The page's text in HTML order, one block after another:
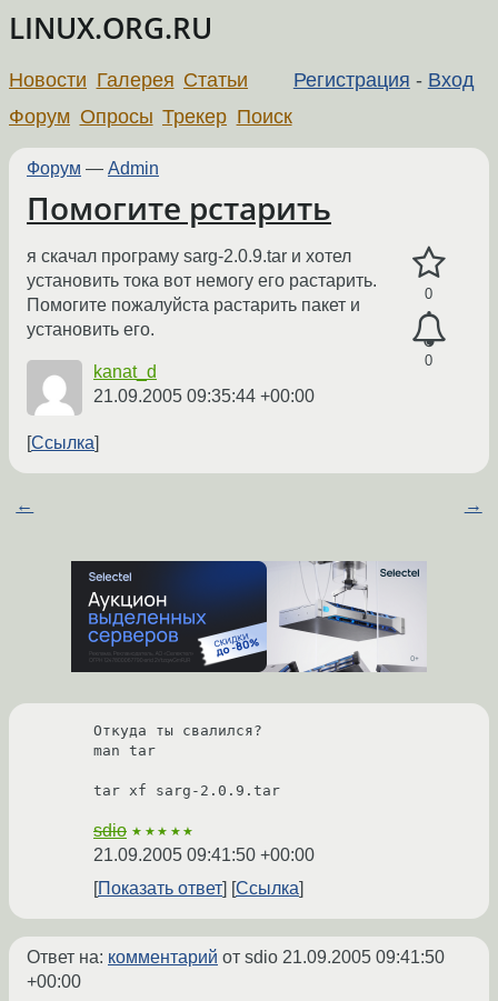
LINUX.ORG.RU
Регистрация - Вход
Новости Галерея Статьи
Форум Опросы Трекер Поиск
Форум — Admin
Помогите рстарить
0
0
я скачал програму sarg-2.0.9.tar и хотел
установить тока вот немогу его растарить.
Помогите пожалуйста растарить пакет и
установить его.
kanat_d
21.09.2005 09:35:44 +00:00
Ссылка
← →
Откуда ты свалился?
man tar
sdio ★★★★★
21.09.2005 09:41:50 +00:00
Показать ответ
Ссылка
Ответ на: комментарий от sdio 21.09.2005 09:41:50
+00:00